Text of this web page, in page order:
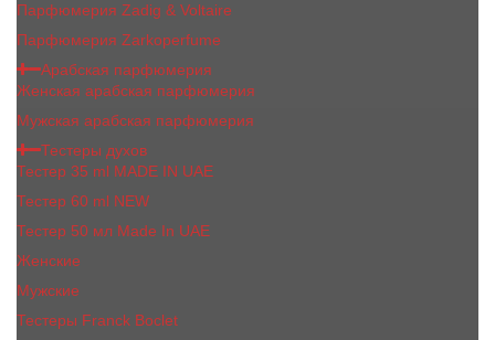
Парфюмерия Zadig & Voltaire
Парфюмерия Zarkoperfume
Арабская парфюмерия
Женская арабская парфюмерия
Мужская арабская парфюмерия
Тестеры духов
Тестер 35 ml MADE IN UAE
Тестер 60 ml NEW
Тестер 50 мл Made In UAE
Женские
Мужские
Тестеры Franck Boclet